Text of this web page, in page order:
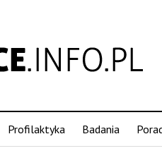
Profilaktyka Badania